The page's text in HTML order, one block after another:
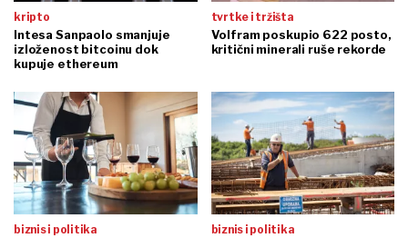
kripto
Intesa Sanpaolo smanjuje
izloženost bitcoinu dok
kupuje ethereum
tvrtke i tržišta
Volfram poskupio 622 posto,
kritični minerali ruše rekorde
biznis i politika biznis i politika